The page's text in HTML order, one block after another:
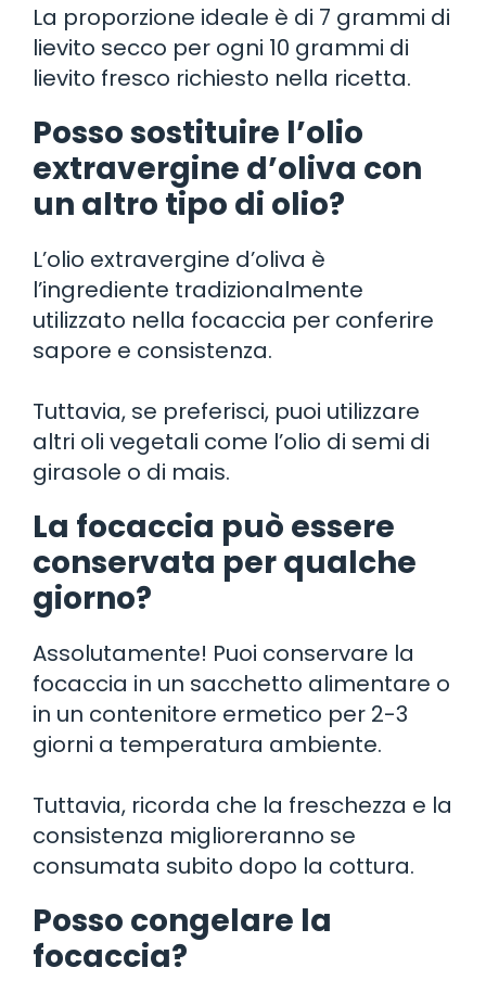
La proporzione ideale è di 7 grammi di
lievito secco per ogni 10 grammi di
lievito fresco richiesto nella ricetta.
Posso sostituire l’olio
extravergine d’oliva con
un altro tipo di olio?
L’olio extravergine d’oliva è
l’ingrediente tradizionalmente
utilizzato nella focaccia per conferire
sapore e consistenza.
Tuttavia, se preferisci, puoi utilizzare
altri oli vegetali come l’olio di semi di
girasole o di mais.
La focaccia può essere
conservata per qualche
giorno?
Assolutamente! Puoi conservare la
focaccia in un sacchetto alimentare o
in un contenitore ermetico per 2-3
giorni a temperatura ambiente.
Tuttavia, ricorda che la freschezza e la
consistenza miglioreranno se
consumata subito dopo la cottura.
Posso congelare la
focaccia?